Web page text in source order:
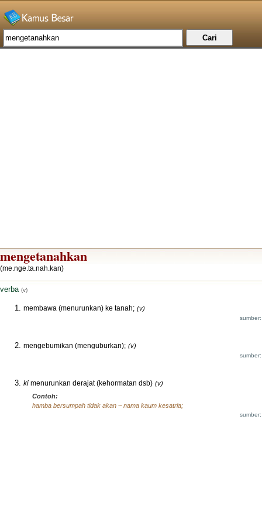
mengetanahkan
(me.nge.ta.nah.kan)
verba (v)
membawa (menurunkan) ke tanah; (v)
mengebumikan (menguburkan); (v)
ki menurunkan derajat (kehormatan dsb) (v)
Contoh:
hamba bersumpah tidak akan ~ nama kaum kesatria;